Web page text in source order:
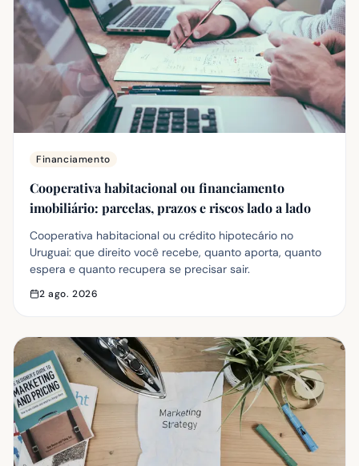
Financiamento
Cooperativa habitacional ou financiamento
imobiliário: parcelas, prazos e riscos lado a lado
Cooperativa habitacional ou crédito hipotecário no
Uruguai: que direito você recebe, quanto aporta, quanto
espera e quanto recupera se precisar sair.
2 ago. 2026